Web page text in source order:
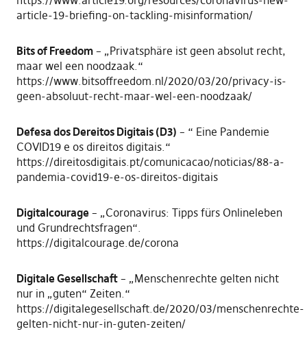
article-19-briefing-on-tackling-misinformation/
Bits of Freedom– „Privatsphäre ist geen absolut recht,
maar wel een noodzaak.“
https://www.bitsoffreedom.nl/2020/03/20/privacy-is-
geen-absoluut-recht-maar-wel-een-noodzaak/
Defesa dos Dereitos Digitais (D3) – “ Eine Pandemie
COVID19 e os direitos digitais.“
https://direitosdigitais.pt/comunicacao/noticias/88-a-
pandemia-covid19-e-os-direitos-digitais
Digitalcourage– „Coronavirus: Tipps fürs Onlineleben
und Grundrechtsfragen“.
https://digitalcourage.de/corona
Digitale Gesellschaft– „Menschenrechte gelten nicht
nur in „guten“ Zeiten.“
https://digitalegesellschaft.de/2020/03/menschenrechte-
gelten-nicht-nur-in-guten-zeiten/